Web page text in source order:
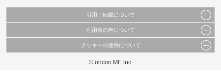
引用・転載について
当サイトで公開されている情報（文字、写真、イラスト、画像データ等）及びこれらの配
これらの情報を権利者の許可なく無断転載・複製などの二次利用を行うことは固く禁じて
利用者の声について
当サイトに掲載している内容はすべてサービスの利用者が提出された見解・感想です。
弊社の見解・ 意見ではないことをご理解いただいた上でご覧ください。
クッキーの使用について
このサイトでは Cookie を使用して、ユーザーに合わせたコンテンツや広告の表示、ソー
© oricon ME inc.